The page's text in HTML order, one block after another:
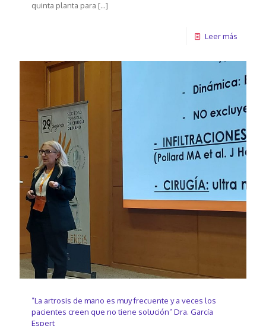
quinta planta para […]
Leer más
“La artrosis de mano es muy frecuente y a veces los
pacientes creen que no tiene solución” Dra. García
Espert